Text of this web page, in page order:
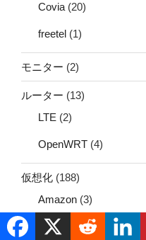
Covia (20)
freetel (1)
モニター (2)
ルーター (13)
LTE (2)
OpenWRT (4)
仮想化 (188)
Amazon (3)
Azure (4)